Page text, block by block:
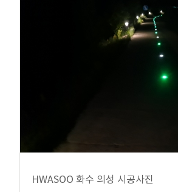
HWASOO 화수 의성 시공사진